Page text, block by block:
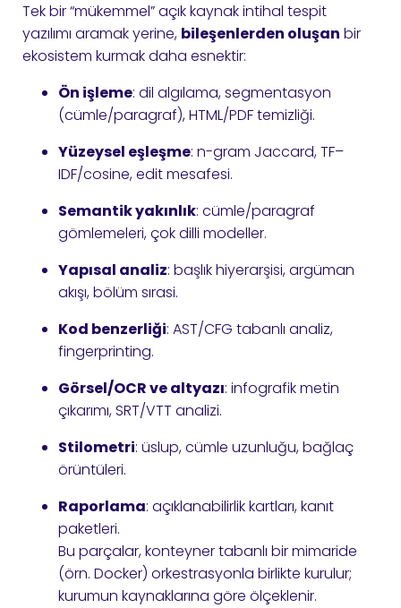
Tek bir “mükemmel” açık kaynak intihal tespit
yazılımı aramak yerine, bileşenlerden oluşan bir
ekosistem kurmak daha esnektir:
Ön işleme: dil algılama, segmentasyon
(cümle/paragraf), HTML/PDF temizliği.
Yüzeysel eşleşme: n-gram Jaccard, TF–
IDF/cosine, edit mesafesi.
Semantik yakınlık: cümle/paragraf
gömlemeleri, çok dilli modeller.
Yapısal analiz: başlık hiyerarşisi, argüman
akışı, bölüm sırasi.
Kod benzerliği: AST/CFG tabanlı analiz,
fingerprinting.
Görsel/OCR ve altyazı: infografik metin
çıkarımı, SRT/VTT analizi.
Stilometri: üslup, cümle uzunluğu, bağlaç
örüntüleri.
Raporlama: açıklanabilirlik kartları, kanıt
paketleri.
Bu parçalar, konteyner tabanlı bir mimaride
(örn. Docker) orkestrasyonla birlikte kurulur;
kurumun kaynaklarına göre ölçeklenir.